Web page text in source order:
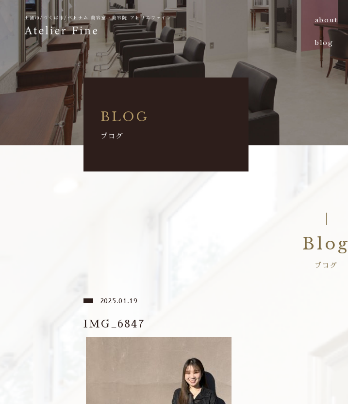
土浦市/つくば市/ベトナム美容室・美容院 アトリエファイン about
blog
BLOG
ブログ
Blog
ブログ
2025.01.19
IMG_6847